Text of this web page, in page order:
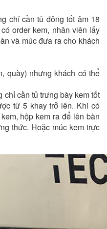
chỉ cần tủ đông tốt âm 18
order kem, nhân viên lấy
và múc đưa ra cho khách
quày) nhưng khách có thể
cần tủ trưng bày kem tốt
từ 5 khay trở lên. Khi có
hộp kem ra để lên bàn
thức. Hoặc múc kem trực